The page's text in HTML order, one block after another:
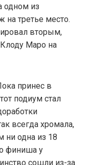
одном из
на третье место.
вторым,
Клоду Маро на
принес в
подиум стал
всегда хромала,
ни одна из 18
финиша у
сошли из-за